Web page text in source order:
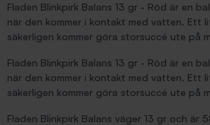
Fladen Blinkpirk Balans 13 gr - Röd är en
när den kommer i kontakt med vatten. Ett
säkerligen kommer göra storsuccé ute på
Fladen Blinkpirk Balans 13 gr - Röd är en
när den kommer i kontakt med vatten. Ett
säkerligen kommer göra storsuccé ute på
Fladen Blinkpirk Balans väger 13 gr och är